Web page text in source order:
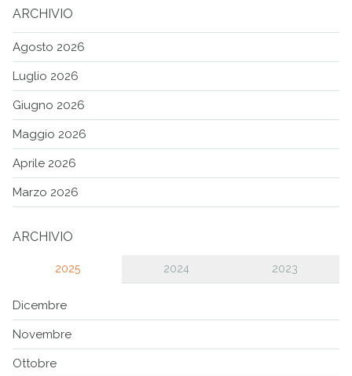
ARCHIVIO
Agosto 2026
Luglio 2026
Giugno 2026
Maggio 2026
Aprile 2026
Marzo 2026
ARCHIVIO
2025 2024 2023
Dicembre
Novembre
Ottobre